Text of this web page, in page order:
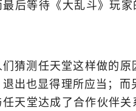
后等待《大乱斗》玩
猜测任天堂这样做的
出也显得理所应当；
天堂达成了合作伙伴